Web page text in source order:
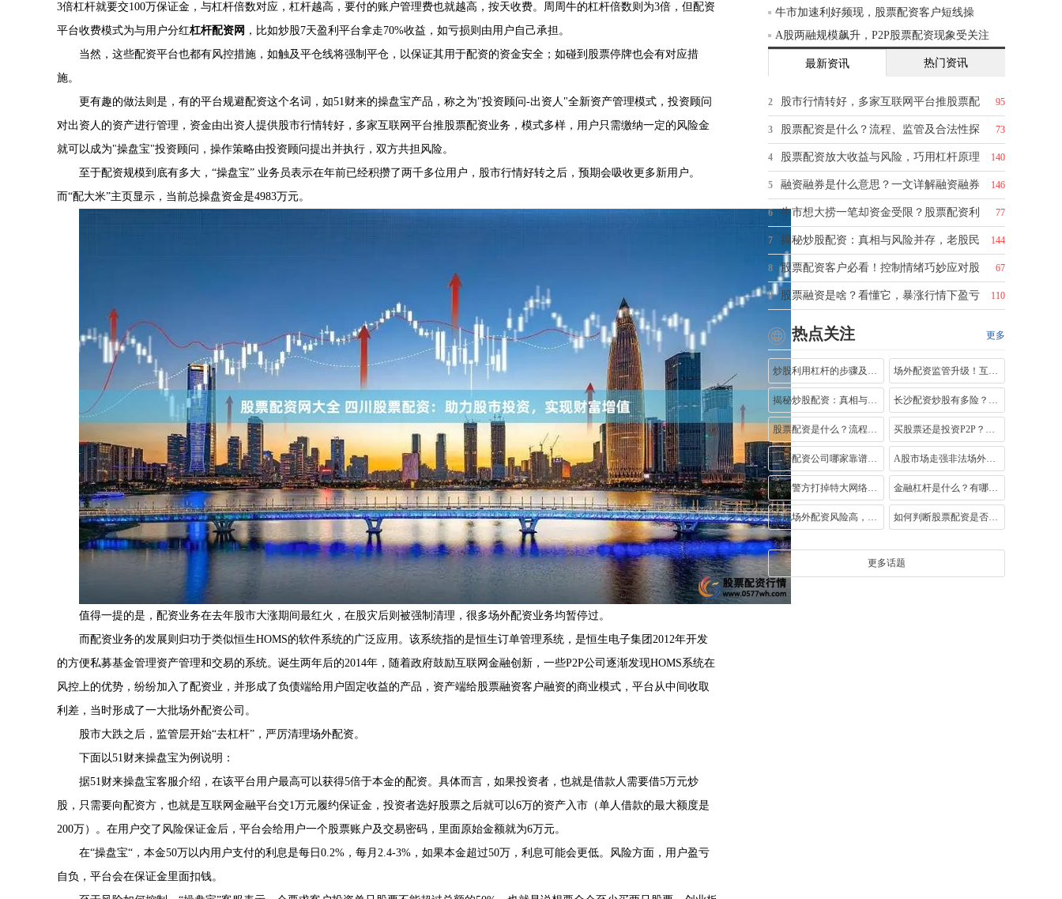
3倍杠杆就要交100万保证金，与杠杆倍数对应，杠杆越高，要付的账户管理费也就越高，按天收费。周周牛的杠杆倍数则为3倍，但配资
平台收费模式为与用户分红杠杆配资网 ，比如炒股7天盈利平台拿走70%收益，如亏损则由用户自己承担。
当然，这些配资平台也都有风控措施，如触及平仓线将强制平仓，以保证其用于配资的资金安全；如碰到股票停牌也会有对应措
施。
更有趣的做法则是，有的平台规避配资这个名词，如51财来的操盘宝产品，称之为"投资顾问-出资人"全新资产管理模式，投资顾问
对出资人的资产进行管理，资金由出资人提供股市行情转好，多家互联网平台推股票配资业务，模式多样，用户只需缴纳一定的风险金
就可以成为"操盘宝"投资顾问，操作策略由投资顾问提出并执行，双方共担风险。
至于配资规模到底有多大，“操盘宝” 业务员表示在年前已经积攒了两千多位用户，股市行情好转之后，预期会吸收更多新用户。
而“配大米”主页显示，当前总操盘资金是4983万元。
值得一提的是，配资业务在去年股市大涨期间最红火，在股灾后则被强制清理，很多场外配资业务均暂停过。
而配资业务的发展则归功于类似恒生HOMS的软件系统的广泛应用。该系统指的是恒生订单管理系统，是恒生电子集团2012年开发
的方便私募基金管理资产管理和交易的系统。诞生两年后的2014年，随着政府鼓励互联网金融创新，一些P2P公司逐渐发现HOMS系统在
风控上的优势，纷纷加入了配资业，并形成了负债端给用户固定收益的产品，资产端给股票融资客户融资的商业模式，平台从中间收取
利差，当时形成了一大批场外配资公司。
股市大跌之后，监管层开始“去杠杆”，严厉清理场外配资。
下面以51财来操盘宝为例说明：
据51财来操盘宝客服介绍，在该平台用户最高可以获得5倍于本金的配资。具体而言，如果投资者，也就是借款人需要借5万元炒
股，只需要向配资方，也就是互联网金融平台交1万元履约保证金，投资者选好股票之后就可以6万的资产入市（单人借款的最大额度是
200万）。在用户交了风险保证金后，平台会给用户一个股票账户及交易密码，里面原始金额就为6万元。
在“操盘宝“，本金50万以内用户支付的利息是每日0.2%，每月2.4-3%，如果本金超过50万，利息可能会更低。风险方面，用户盈亏
自负，平台会在保证金里面扣钱。
牛市加速利好频现，股票配资客户短线操
A股两融规模飙升，P2P股票配资现象受关注
最新资讯 热门资讯
2 95
股市行情转好，多家互联网平台推股票配
3 73
股票配资是什么？流程、监管及合法性探
4 140
股票配资放大收益与风险，巧用杠杆原理
5 146
融资融券是什么意思？一文详解融资融券
6 77
牛市想大捞一笔却资金受限？股票配资利
7 144
揭秘炒股配资：真相与风险并存，老股民
8 67
股票配资客户必看！控制情绪巧妙应对股
9 110
股票融资是啥？看懂它，暴涨行情下盈亏
更多
热点关注
炒股利用杠杆的步骤及注意事项：比例、 场外配资监管升级！互联网金融平台如何
揭秘炒股配资：真相与风险并存，老股民 长沙配资炒股有多险？杠杆收紧利息高，
股票配资是什么？流程、监管及合法性探 买股票还是投资P2P？全方位剖析牛牛理财
杠杆配资公司哪家靠谱？手把手教你挑选 A股市场走强非法场外配资死灰复燃，投资
高新警方打掉特大网络股票配资平台诈骗 金融杠杆是什么？有哪些风险？财务与市
违规场外配资风险高，非法期货交易害惨 如何判断股票配资是否合法？这些要点你
更多话题